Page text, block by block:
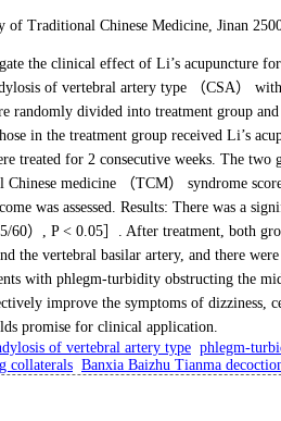
of Traditional Chinese Medicine, Jinan
the clinical effect of Li’s acupuncture
of vertebral artery type （CSA）
randomly divided into treatment group
in the treatment group received Li’s
treated for 2 consecutive weeks. The
Chinese medicine （TCM） syndrome
was assessed. Results: There was a
60）, P < 0.05］. After treatment, both
the vertebral basilar artery, and there
with phlegm-turbidity obstructing the
improve the symptoms of
promise for clinical application.
of vertebral artery type phlegm-
collaterals Banxia Baizhu Tianma